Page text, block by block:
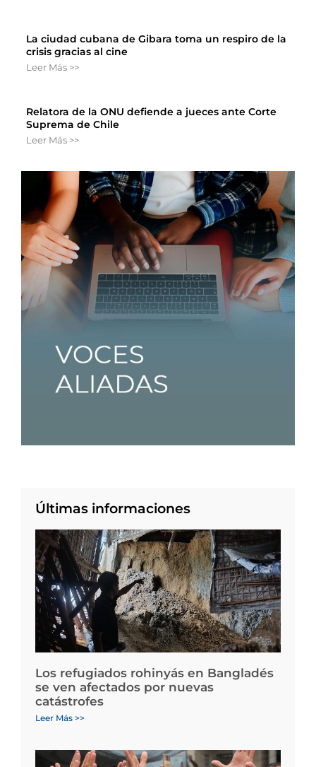
La ciudad cubana de Gibara toma un respiro de la
crisis gracias al cine
Leer Más >>
Relatora de la ONU defiende a jueces ante Corte
Suprema de Chile
Leer Más >>
Últimas informaciones
Los refugiados rohinyás en Bangladés
se ven afectados por nuevas
catástrofes
Leer Más >>